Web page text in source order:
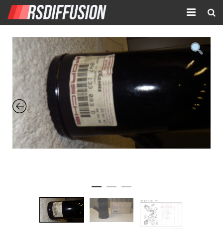
Accueil
Nouvelles annonces
Annonces prolongées
Atelier mécanique
Contact